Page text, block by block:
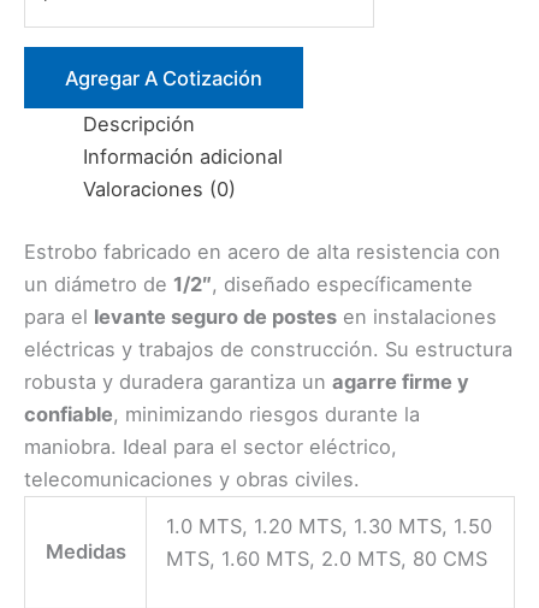
1/2.
–
Agregar A Cotización
Descripción
Información adicional
Valoraciones (0)
Estrobo fabricado en acero de alta resistencia con
un diámetro de 1/2″, diseñado específicamente
para el levante seguro de postes en instalaciones
eléctricas y trabajos de construcción. Su estructura
robusta y duradera garantiza un agarre firme y
confiable, minimizando riesgos durante la
maniobra. Ideal para el sector eléctrico,
telecomunicaciones y obras civiles.
Medidas
1.0 MTS, 1.20 MTS, 1.30 MTS, 1.50
MTS, 1.60 MTS, 2.0 MTS, 80 CMS